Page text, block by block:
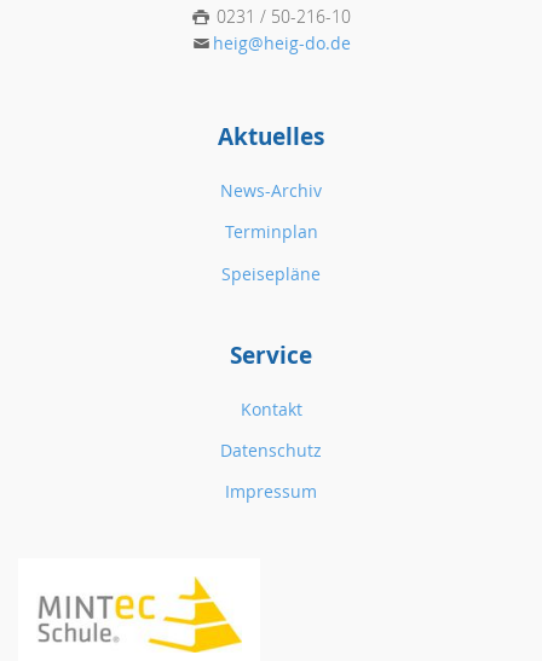
0231 / 50-216-10
heig@heig-do.de
Aktuelles
News-Archiv
Terminplan
Speisepläne
Service
Kontakt
Datenschutz
Impressum